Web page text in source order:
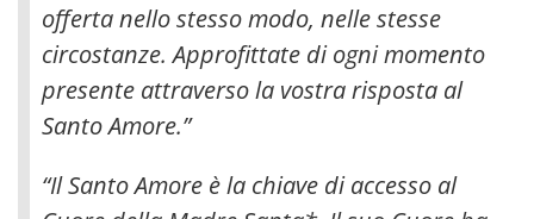
offerta nello stesso modo, nelle stesse
circostanze. Approfittate di ogni momento
presente attraverso la vostra risposta al
Santo Amore.”
“Il Santo Amore è la chiave di accesso al